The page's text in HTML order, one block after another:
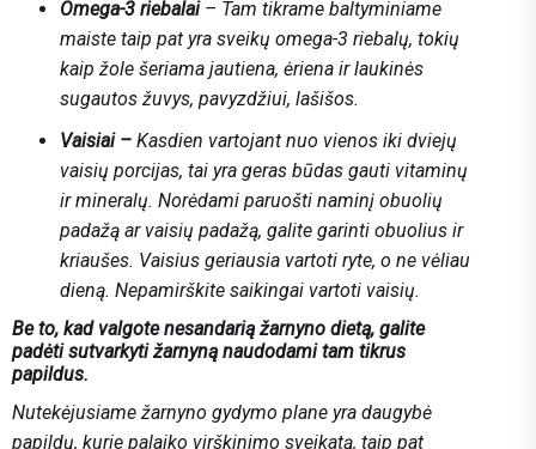
Omega-3 riebalai– Tam tikrame baltyminiame
maiste taip pat yra sveikų omega-3 riebalų, tokių
kaip žole šeriama jautiena, ėriena ir laukinės
sugautos žuvys, pavyzdžiui, lašišos.
Vaisiai – Kasdien vartojant nuo vienos iki dviejų
vaisių porcijas, tai yra geras būdas gauti vitaminų
ir mineralų. Norėdami paruošti naminį obuolių
padažą ar vaisių padažą, galite garinti obuolius ir
kriaušes. Vaisius geriausia vartoti ryte, o ne vėliau
dieną. Nepamirškite saikingai vartoti vaisių.
Be to, kad valgote nesandarią žarnyno dietą, galite
padėti sutvarkyti žarnyną naudodami tam tikrus
papildus.
Nutekėjusiame žarnyno gydymo plane yra daugybė
papildų, kurie palaiko virškinimo sveikatą, taip pat